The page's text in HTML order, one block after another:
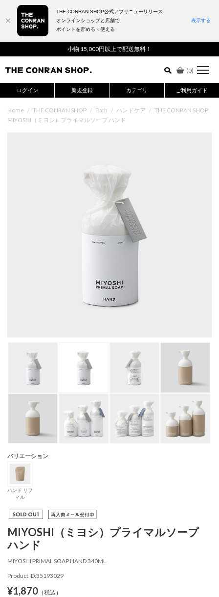
小物 15,000円以上で配送無料！
(0)
ログイン 新規登録 カテゴリ ご利用ガイド
詳細検索はこちら
Home / THE CONRAN SHOP / Bath / ハンドケア / THE CONRAN SHOP
MIYOSHI（ミヨシ）プライマルソープ ハンド
バリエーション
ハンド リフ
ィル
MIYOSHI（ミヨシ）プライマルソープ
ハンド
MIYOSHI PRIMAL SOAP HAND 340ML
Product ID:35193029
¥1,870 （税込）
THE CONRAN SHOP公式アプリニューリリース
オンラインショップと店舗で
ポイントを貯める・使える
表示する